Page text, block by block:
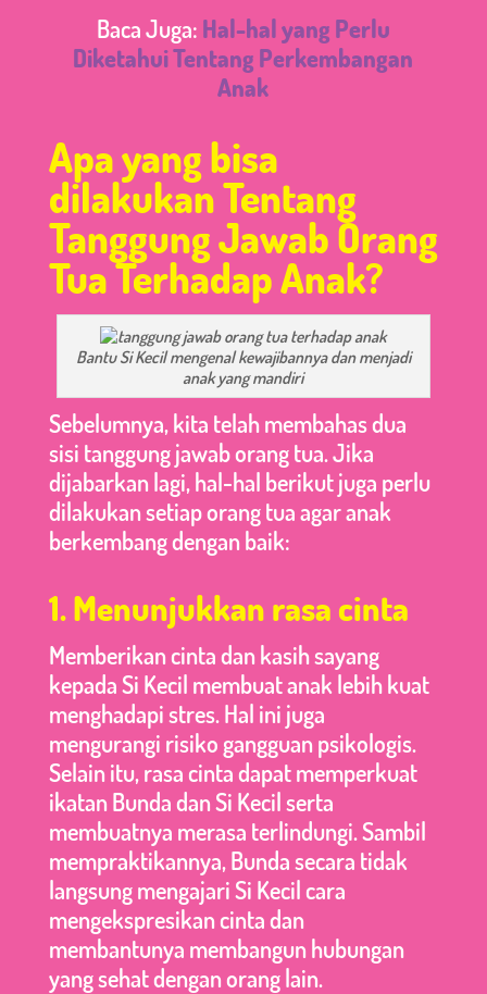
Baca Juga: Hal-hal yang Perlu
Diketahui Tentang Perkembangan
Anak
Apa yang bisa
dilakukan Tentang
Tanggung Jawab Orang
Tua Terhadap Anak?
Bantu Si Kecil mengenal kewajibannya dan menjadi
anak yang mandiri
Sebelumnya, kita telah membahas dua
sisi tanggung jawab orang tua. Jika
dijabarkan lagi, hal-hal berikut juga perlu
dilakukan setiap orang tua agar anak
berkembang dengan baik:
1. Menunjukkan rasa cinta
Memberikan cinta dan kasih sayang
kepada Si Kecil membuat anak lebih kuat
menghadapi stres. Hal ini juga
mengurangi risiko gangguan psikologis.
Selain itu, rasa cinta dapat memperkuat
ikatan Bunda dan Si Kecil serta
membuatnya merasa terlindungi. Sambil
mempraktikannya, Bunda secara tidak
langsung mengajari Si Kecil cara
mengekspresikan cinta dan
membantunya membangun hubungan
yang sehat dengan orang lain.